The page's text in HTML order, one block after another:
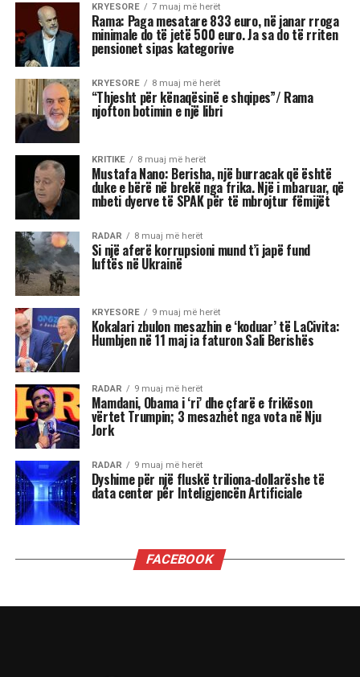
https://www.youtube.com/watch?v=tSlx8NnoEfA
NË FOKUS: CROISSANTS
LAJMI I RRADHËS
Mëngjes i shëndetshëm – Biskota shtëpie të thjeshta
me tërshërë
MOS HUMBISNI
Supë pule me miell misri dhe kos – Receta e lehtë plot
shije dhe shëndet
MË TEPËR
humbur fillin.